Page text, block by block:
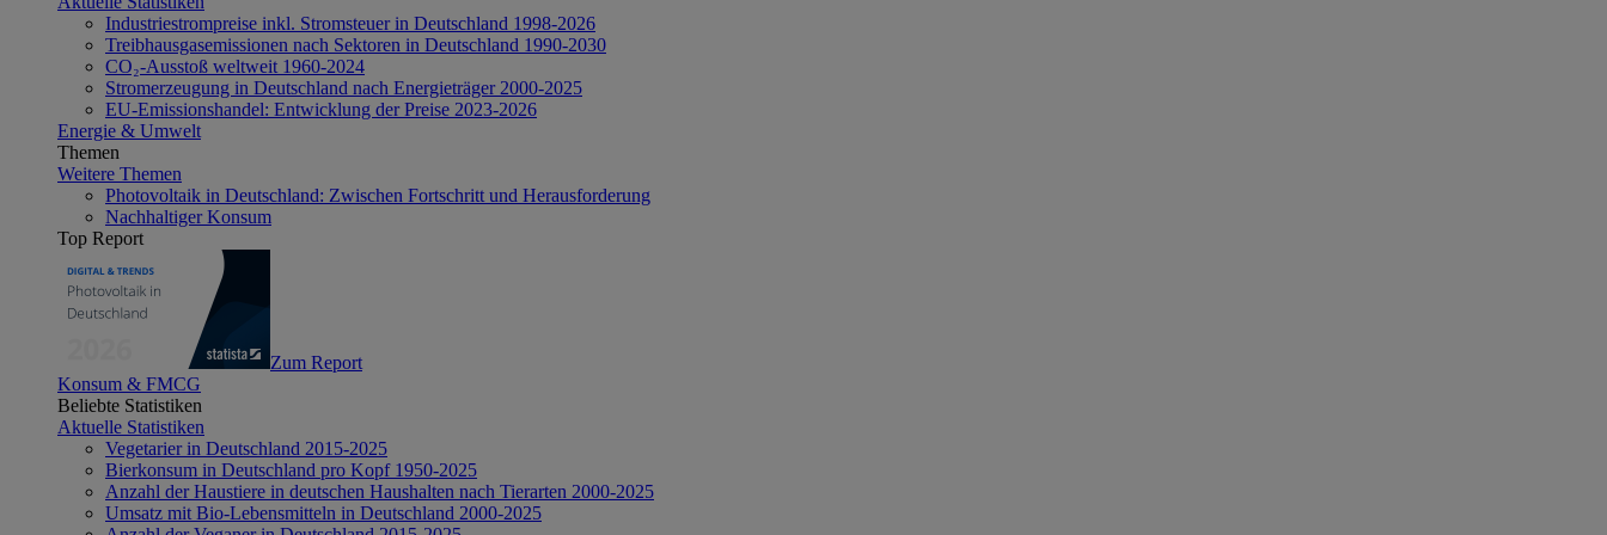
Industriestrompreise inkl. Stromsteuer in Deutschland 1998-2026
Treibhausgasemissionen nach Sektoren in Deutschland 1990-2030
CO₂-Ausstoß weltweit 1960-2024
Stromerzeugung in Deutschland nach Energieträger 2000-2025
EU-Emissionshandel: Entwicklung der Preise 2023-2026
Energie & Umwelt
Themen
Weitere Themen
Photovoltaik in Deutschland: Zwischen Fortschritt und Herausforderung
Nachhaltiger Konsum
Top Report
Zum Report
Konsum & FMCG
Beliebte Statistiken
Aktuelle Statistiken
Vegetarier in Deutschland 2015-2025
Bierkonsum in Deutschland pro Kopf 1950-2025
Anzahl der Haustiere in deutschen Haushalten nach Tierarten 2000-2025
Umsatz mit Bio-Lebensmitteln in Deutschland 2000-2025